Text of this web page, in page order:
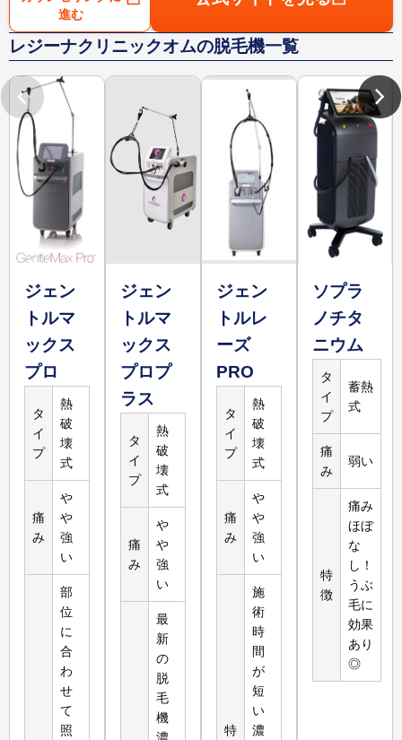
VIO
詳しく
111,000
VIO5回
22,200円 1,800円
詳しく
見る
88,000円
腕5回
17,600円 2,400
脚
詳しく
見る
39,800円
脚3回
対応なし
進む
レジーナクリニックオムの脱毛機一覧
ジェン
トルマ
ックス
プロ
タ
イ
プ
熱
破
壊
式
痛
み
や
や
強
い
部
位
に
合
わ
せ
て
照
ジェン
トルマ
ックス
プロプ
ラス
タ
イ
プ
熱
破
壊
式
痛
み
や
や
強
い
最
新
の
脱
毛
機
ジェン
トルレ
ーズ
PRO
タ
イ
プ
熱
破
壊
式
痛
み
や
や
強
い
特
施
術
時
間
が
短
い
濃
ソプラ
ノチタ
ニウム
タ
イ
プ
蓄熱
式
痛
み
弱い
特
徴
痛み
ほぼ
な
し！
うぶ
毛に
効果
あり
◎